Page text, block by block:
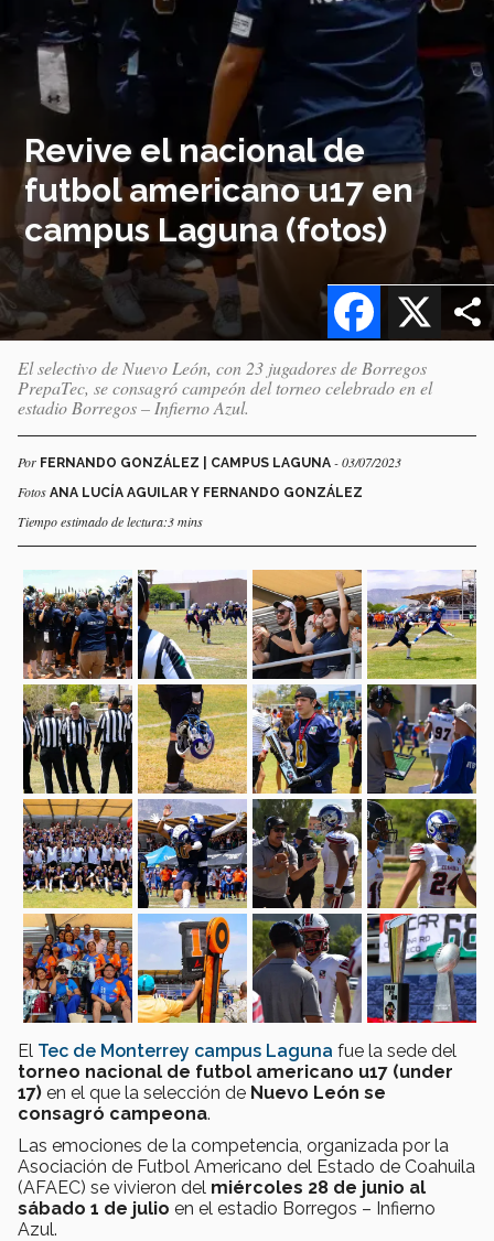
Revive el nacional de
futbol americano u17 en
campus Laguna (fotos)
X
Facebook
El selectivo de Nuevo León, con 23 jugadores de Borregos
PrepaTec, se consagró campeón del torneo celebrado en el
estadio Borregos – Infierno Azul.
Por FERNANDO GONZÁLEZ | CAMPUS LAGUNA - 03/07/2023
Fotos ANA LUCÍA AGUILAR Y FERNANDO GONZÁLEZ
Tiempo estimado de lectura:3 mins
El Tec de Monterrey campus Laguna fue la sede del
torneo nacional de futbol americano u17 (under
17) en el que la selección de Nuevo León se
consagró campeona.
Las emociones de la competencia, organizada por la
Asociación de Futbol Americano del Estado de Coahuila
(AFAEC) se vivieron del miércoles 28 de junio al
sábado 1 de julio en el estadio Borregos – Infierno
Azul.